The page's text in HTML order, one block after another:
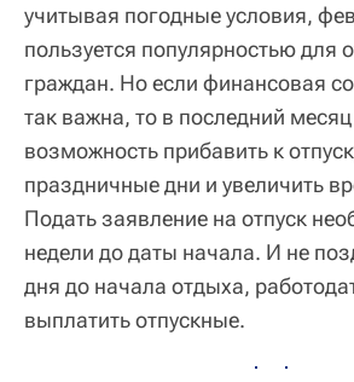
учитывая погодные условия,
пользуется популярностью для
граждан. Но если финансовая
так важна, то в последний
возможность прибавить к
праздничные дни и увеличить
Подать заявление на отпуск
недели до даты начала. И не
дня до начала отдыха,
выплатить отпускные.